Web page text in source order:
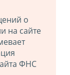
о
на сайте
ФНС